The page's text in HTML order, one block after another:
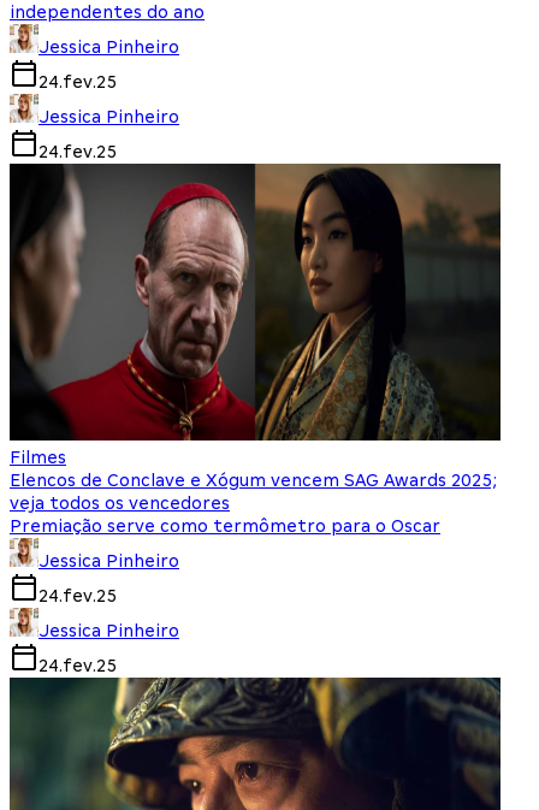
independentes do ano
Jessica Pinheiro
24.fev.25
Jessica Pinheiro
24.fev.25
Filmes
Elencos de Conclave e Xógum vencem SAG Awards 2025;
veja todos os vencedores
Premiação serve como termômetro para o Oscar
Jessica Pinheiro
24.fev.25
Jessica Pinheiro
24.fev.25